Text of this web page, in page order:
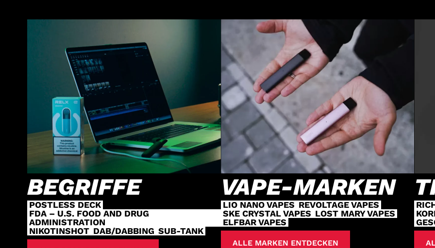
BEGRIFFE
POSTLESS DECK
FDA – U.S. FOOD AND DRUG
ADMINISTRATION
NIKOTINSHOT DAB/DABBING SUB-TANK
VAPE-MARKEN
LIO NANO VAPES REVOLTAGE VAPES
SKE CRYSTAL VAPES LOST MARY VAPES
ELFBAR VAPES
ALLE MARKEN ENTDECKEN